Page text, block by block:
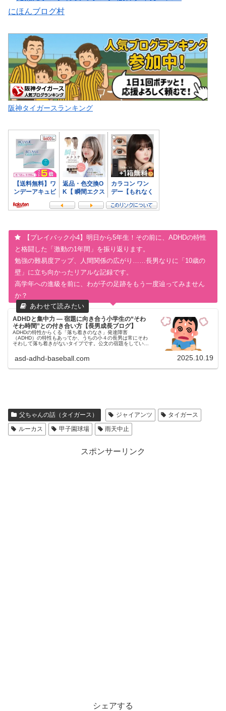
にほんブログ村
阪神タイガースランキング
【プレイバック小4】明日から5年生！その前に、ADHDの特性
と格闘した「激動の1年間」を振り返ります。
勉強の難易度アップ、人間関係の広がり……長男なりに「10歳の
壁」に立ち向かったリアルな記録です。
高学年への進級を前に、わが子の足跡をもう一度辿ってみません
か？
ADHDと集中力 ― 宿題に向き合う小学生の“そわ
そわ時間”との付き合い方【長男成長ブログ】
ADHDの特性からくる「落ち着きのなさ」発達障害
（ADHD）の特性もあってか、うちの小４の長男は常にそわ
そわして落ち着きがないタイプです。公文の宿題をしている
asd-adhd-baseball.com 2025.10.19
父ちゃんの話（タイガース） ジャイアンツ
タイガース
ルーカス
甲子園球場 雨天中止
スポンサーリンク
シェアする